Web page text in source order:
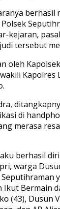
berhasil
kejaran,
tersebut
oleh
Kapolres
di
merasa
berhasil
warga
Ikut Bermain
(43), Dusun